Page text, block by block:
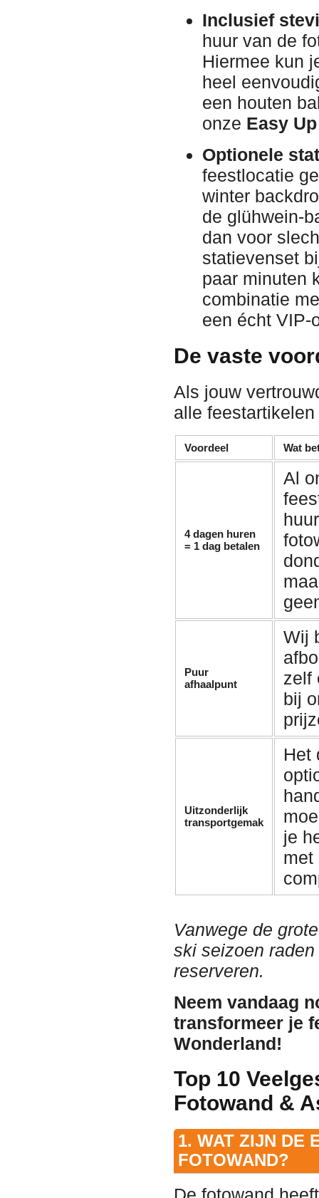
Inclusief
huur van de
Hiermee kun
heel
een houten
onze Easy
Optionele
feestlocatie
winter
de glühwein-
dan voor
statievenset
paar minuten
combinatie
een écht VIP-
De vaste
Als jouw
alle
Voordeel Wat
4 dagen huren
= 1 dag betalen
Al
Puur
afhaalpunt
Wij
zelf
bij
Uitzonderlijk
transportgemak
Het
je
Vanwege de
ski seizoen
reserveren.
Neem vandaag
transformeer je
Wonderland!
Top 10
Fotowand &
1. WAT ZIJN DE
FOTOWAND?